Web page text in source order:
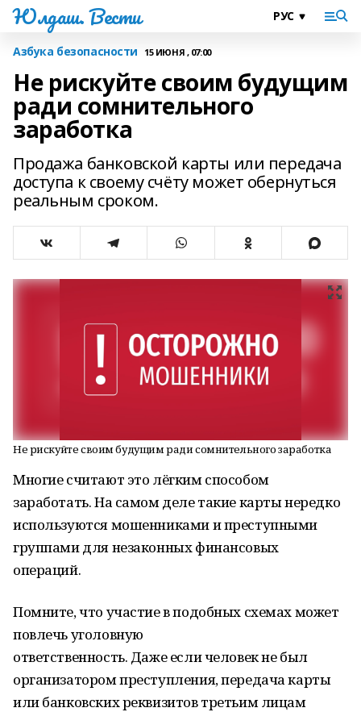
Юлдаш. Вести
Азбука безопасности 15 ИЮНЯ , 07:00
Не рискуйте своим будущим
ради сомнительного
заработка
Продажа банковской карты или передача
доступа к своему счёту может обернуться
реальным сроком.
Не рискуйте своим будущим ради сомнительного заработка
Многие считают это лёгким способом
заработать. На самом деле такие карты нередко
используются мошенниками и преступными
группами для незаконных финансовых
операций.
Помните, что участие в подобных схемах может
повлечь уголовную
ответственность. Даже если человек не был
организатором преступления, передача карты
или банковских реквизитов третьим лицам